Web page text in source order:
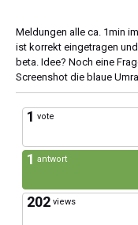
Meldungen alle ca. 1min
ist korrekt eingetragen
beta. Idee? Noch eine
Screenshot die blaue
1 vote
1 antwort
202 views